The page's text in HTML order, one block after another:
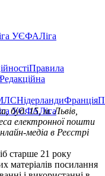
УЄФАЛіга
Правила
Редакційна
НідерландиФранція
УЄФАЛіга
буд. 15, м. Львів,
електронної пошти
медіа в Реєстрі
старше 21 року
матеріалів посилання